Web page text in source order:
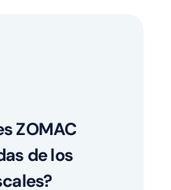
ZOMAC
de los